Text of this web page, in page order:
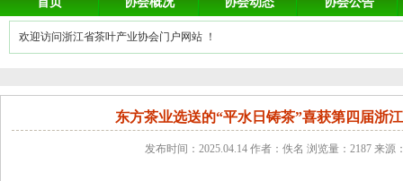
欢迎访问浙江省茶叶产业协会门户网站 ！
东方茶业选送的“平水日铸茶”喜获第四届浙
发布时间：2025.04.14 作者：佚名 浏览量：2187 来源